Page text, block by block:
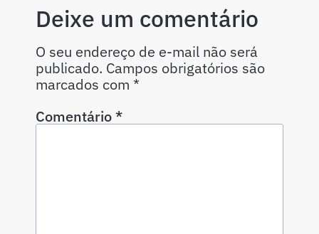
Deixe um comentário
O seu endereço de e-mail não será
publicado. Campos obrigatórios são
marcados com *
Comentário*